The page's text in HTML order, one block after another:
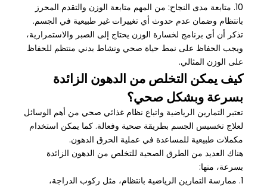
10. متابعة مدى النجاح: من المهم متابعة الوزن والتقدم المحرز
بانتظام وضمان عدم حدوث أي تغييرات غير طبيعية في الجسم.
تذكر أن أي برنامج لخسارة الوزن يحتاج إلى الصبر والاستمرارية،
ويجب الحفاظ على نمط حياة صحي ونشاط بدني منتظم للحفاظ
على الوزن المثالي.
كيف يمكن التخلص من الدهون الزائدة
بسرعة وبشكل صحي؟
تعتبر التمارين الرياضية واتباع نظام غذائي صحي من أهم الوسائل
لعلاج تخسيس الجسم بطريقة صحية وفعالة. كما يمكن استخدام
مكملات طبيعية للمساعدة في عملية الحرق الدهون.
هناك العديد من الطرق الصحية للتخلص من الدهون الزائدة
بسرعة، منها:
1. ممارسة التمارين الرياضية بانتظام، مثل ركوب الدراجة،